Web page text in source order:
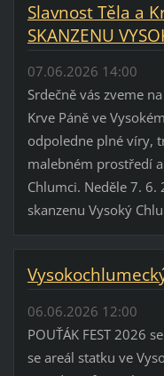
Slavnost Těla a
SKANZENU
07.06.2026 14:00
Srdečně vás zveme
Krve Páně ve
odpoledne plné víry,
malebném prostředí
Chlumci. Neděle 7.
skanzenu Vysoký
06.06.2026 12:00
POUŤÁK FEST 2026
se areál statku ve